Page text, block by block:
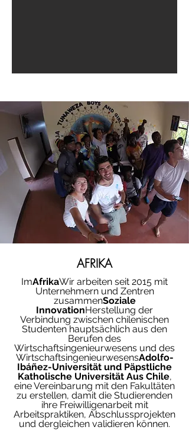
AFRIKA
ImAfrikaWir arbeiten seit 2015 mit
Unternehmern und Zentren
zusammenSoziale
InnovationHerstellung der
Verbindung zwischen chilenischen
Studenten hauptsächlich aus den
Berufen des
Wirtschaftsingenieurwesens und des
WirtschaftsingenieurwesensAdolfo-
Ibáñez-Universität und Päpstliche
Katholische Universität Aus Chile,
eine Vereinbarung mit den Fakultäten
zu erstellen, damit die Studierenden
ihre Freiwilligenarbeit mit
Arbeitspraktiken, Abschlussprojekten
und dergleichen validieren können.